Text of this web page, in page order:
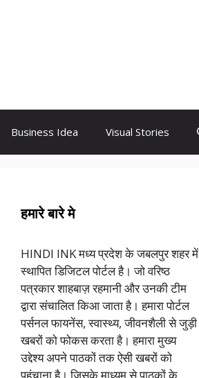
Business Idea Visual Stories
हमारे बारे मे
HINDI INK मध्य प्रदेश के जबलपुर शहर में
स्थापित डिजिटल पोर्टल है। जो वरिष्ठ
पत्रकार शाहबाज़ रहमानी और उनकी टीम
द्वारा संचालित किआ जाता है। हमारा पोर्टल
पर्सनल फायनेंस, स्वास्थ्य, जीवनशैली से जुड़ी
खबरों को फोकस करता है। हमारा मुख्य
उद्देश्य अपने पाठकों तक ऐसी खबरों को